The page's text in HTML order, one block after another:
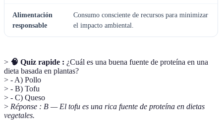
Alimentación
responsable
Consumo consciente de recursos para minimizar
el impacto ambiental.
> 🧠 Quiz rapide : ¿Cuál es una buena fuente de proteína en una
dieta basada en plantas?
> - A) Pollo
> - B) Tofu
> - C) Queso
> Réponse : B — El tofu es una rica fuente de proteína en dietas
vegetales.